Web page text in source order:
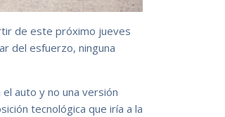
de este próximo jueves
del esfuerzo, ninguna
auto y no una versión
tecnológica que iría a la